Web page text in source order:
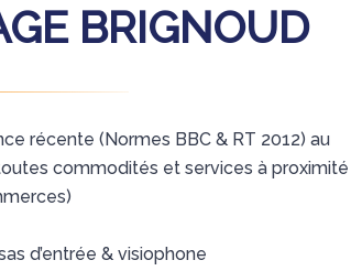
BRIGNOUD
récente (Normes BBC & RT 2012) au
commodités et services à proximité
d’entrée & visiophone